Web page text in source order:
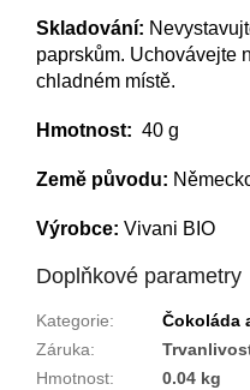
Skladování:
paprskům. Uchovávejte
chladném místě.
Hmotnost: 40 g
Země původu:
Výrobce: Vivani BIO
Doplňkové parametry
Kategorie:
Čokoláda
Záruka:
Hmotnost:
0.04 kg